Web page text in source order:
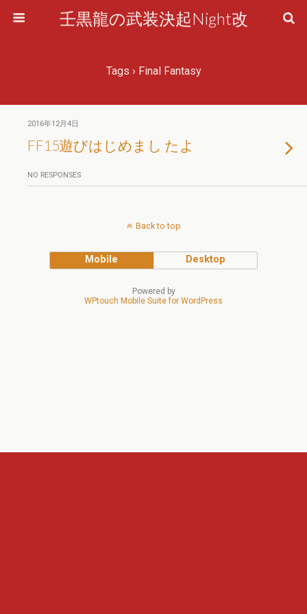
壬黒龍の武装決起Night改
Tags › Final Fantasy
2016年12月4日
FF15遊びはじめまし たよ
NO RESPONSES
Back to top
Mobile Desktop
Powered by
WPtouch Mobile Suite for WordPress